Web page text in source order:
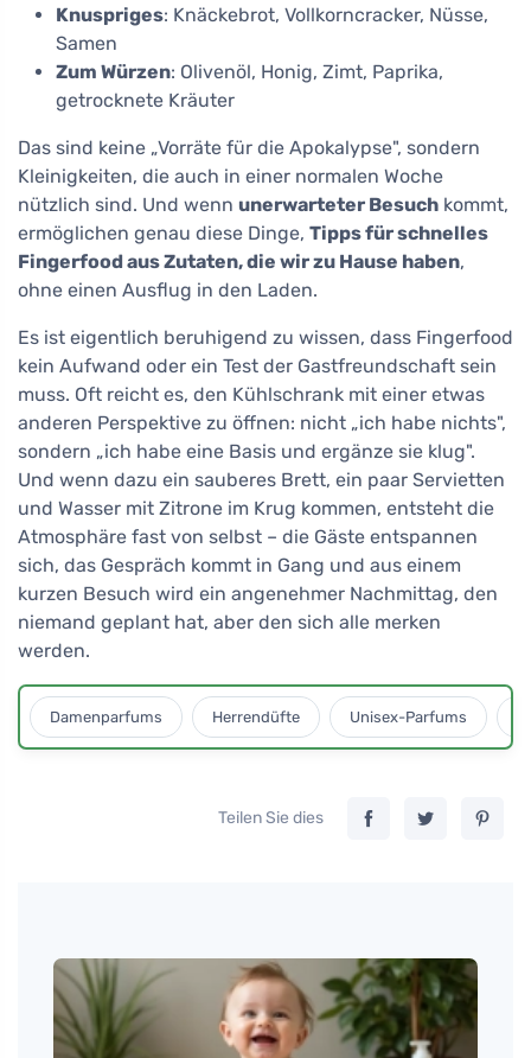
Knuspriges: Knäckebrot, Vollkorncracker, Nüsse,
Samen
Zum Würzen: Olivenöl, Honig, Zimt, Paprika,
getrocknete Kräuter
Das sind keine „Vorräte für die Apokalypse", sondern
Kleinigkeiten, die auch in einer normalen Woche
nützlich sind. Und wenn unerwarteter Besuch kommt,
ermöglichen genau diese Dinge, Tipps für schnelles
Fingerfood aus Zutaten, die wir zu Hause haben,
ohne einen Ausflug in den Laden.
Es ist eigentlich beruhigend zu wissen, dass Fingerfood
kein Aufwand oder ein Test der Gastfreundschaft sein
muss. Oft reicht es, den Kühlschrank mit einer etwas
anderen Perspektive zu öffnen: nicht „ich habe nichts",
sondern „ich habe eine Basis und ergänze sie klug".
Und wenn dazu ein sauberes Brett, ein paar Servietten
und Wasser mit Zitrone im Krug kommen, entsteht die
Atmosphäre fast von selbst – die Gäste entspannen
sich, das Gespräch kommt in Gang und aus einem
kurzen Besuch wird ein angenehmer Nachmittag, den
niemand geplant hat, aber den sich alle merken
werden.
Damenparfums Herrendüfte Unisex-Parfums
Teilen Sie dies